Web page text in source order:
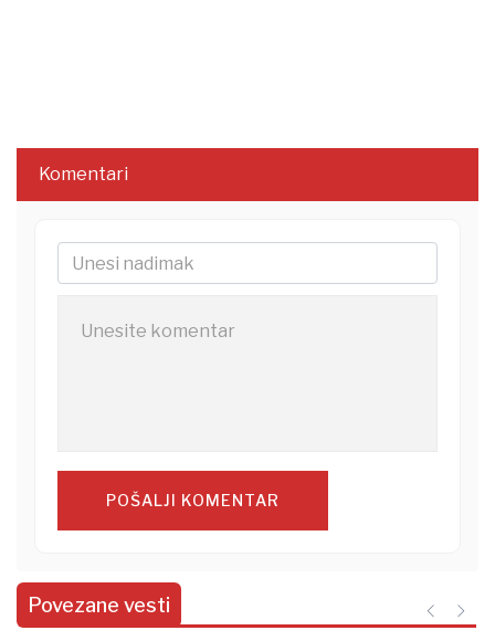
Komentari
POŠALJI KOMENTAR
Povezane vesti